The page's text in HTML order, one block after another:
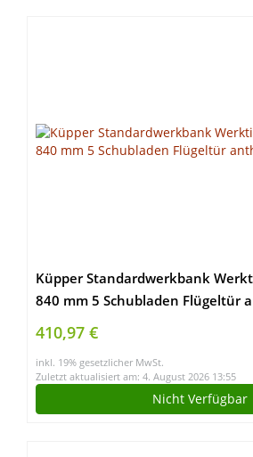
Küpper Standardwerkbank
840 mm 5 Schubladen Flügeltür
410,97 €
inkl. 19% gesetzlicher MwSt.
Zuletzt aktualisiert am: 4. August 2026 13:55
Nicht Verfügbar